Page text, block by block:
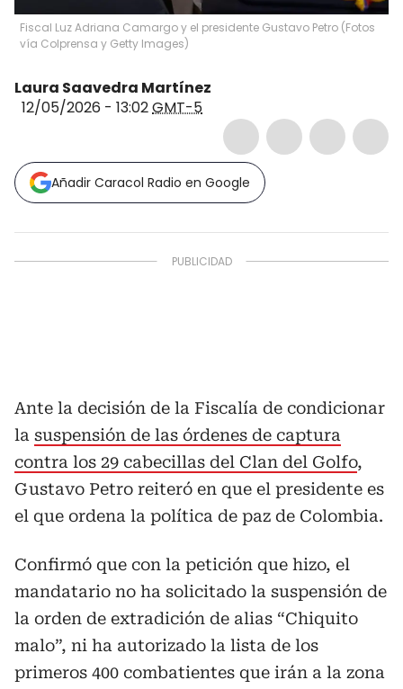
Fiscal Luz Adriana Camargo y el presidente Gustavo Petro (Fotos
vía Colprensa y Getty Images)
Laura Saavedra Martínez
12/05/2026 - 13:02GMT-5
Añadir Caracol Radio en Google
Ante la decisión de la Fiscalía de condicionar
la suspensión de las órdenes de captura
contra los 29 cabecillas del Clan del Golfo,
Gustavo Petro reiteró en que el presidente es
el que ordena la política de paz de Colombia.
Confirmó que con la petición que hizo, el
mandatario no ha solicitado la suspensión de
la orden de extradición de alias “Chiquito
malo”, ni ha autorizado la lista de los
primeros 400 combatientes que irán a la zona